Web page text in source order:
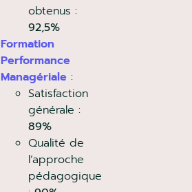
obtenus :
92,5%
Formation
Performance
Managériale :
Satisfaction
générale :
89%
Qualité de
l’approche
pédagogique